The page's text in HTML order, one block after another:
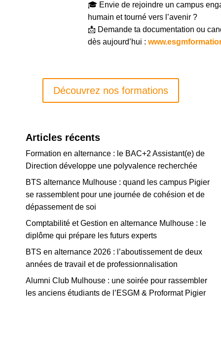
🎓 Envie de rejoindre un campus
humain et tourné vers l’avenir ?
📩 Demande ta documentation ou
dès aujourd’hui :
Découvrez nos formations
Articles récents
Formation en alternance : le BAC+2 Assistant(e) de
Direction développe une polyvalence recherchée
BTS alternance Mulhouse : quand les campus Pigier
se rassemblent pour une journée de cohésion et de
dépassement de soi
Comptabilité et Gestion en alternance Mulhouse : le
diplôme qui prépare les futurs experts
BTS en alternance 2026 : l’aboutissement de deux
années de travail et de professionnalisation
Alumni Club Mulhouse : une soirée pour rassembler
les anciens étudiants de l’ESGM & Proformat Pigier